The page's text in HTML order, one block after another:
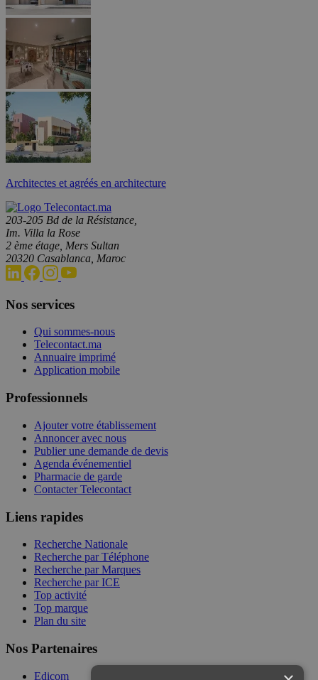
Architectes et agréés en architecture
203-205 Bd de la Résistance,
Im. Villa la Rose
2 ème étage, Mers Sultan
20320 Casablanca, Maroc
Nos services
Qui sommes-nous
Telecontact.ma
Annuaire imprimé
Application mobile
Professionnels
Ajouter votre établissement
Annoncer avec nous
Publier une demande de devis
Agenda événementiel
Pharmacie de garde
Contacter Telecontact
Liens rapides
Recherche Nationale
Recherche par Téléphone
Recherche par Marques
Recherche par ICE
Top activité
Top marque
Plan du site
Nos Partenaires
Edicom